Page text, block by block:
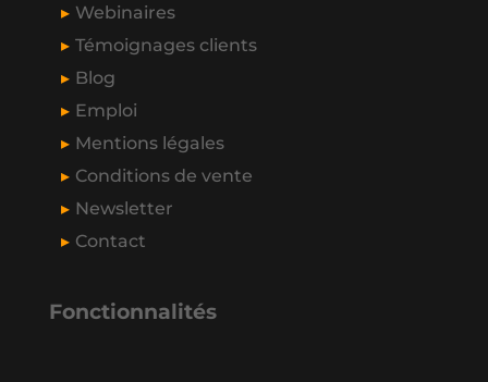
Webinaires
Témoignages clients
Blog
Emploi
Mentions légales
Conditions de vente
Newsletter
Contact
Fonctionnalités